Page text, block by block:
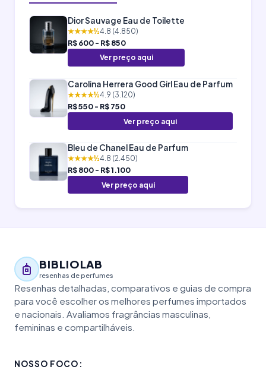
Dior Sauvage Eau de Toilette
★★★★½4.8 (4.850)
R$ 600 - R$ 850
Ver preço aqui
Carolina Herrera Good Girl Eau de Parfum
★★★★½4.9 (3.120)
R$ 550 - R$ 750
Ver preço aqui
Bleu de Chanel Eau de Parfum
★★★★½4.8 (2.450)
R$ 800 - R$ 1.100
Ver preço aqui
BIBLIOLAB
resenhas de perfumes
Resenhas detalhadas, comparativos e guias de compra
para você escolher os melhores perfumes importados
e nacionais. Avaliamos fragrâncias masculinas,
femininas e compartilháveis.
NOSSO FOCO: